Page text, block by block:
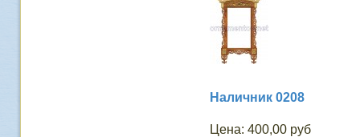
Наличник 0208
Цена: 400,00 руб